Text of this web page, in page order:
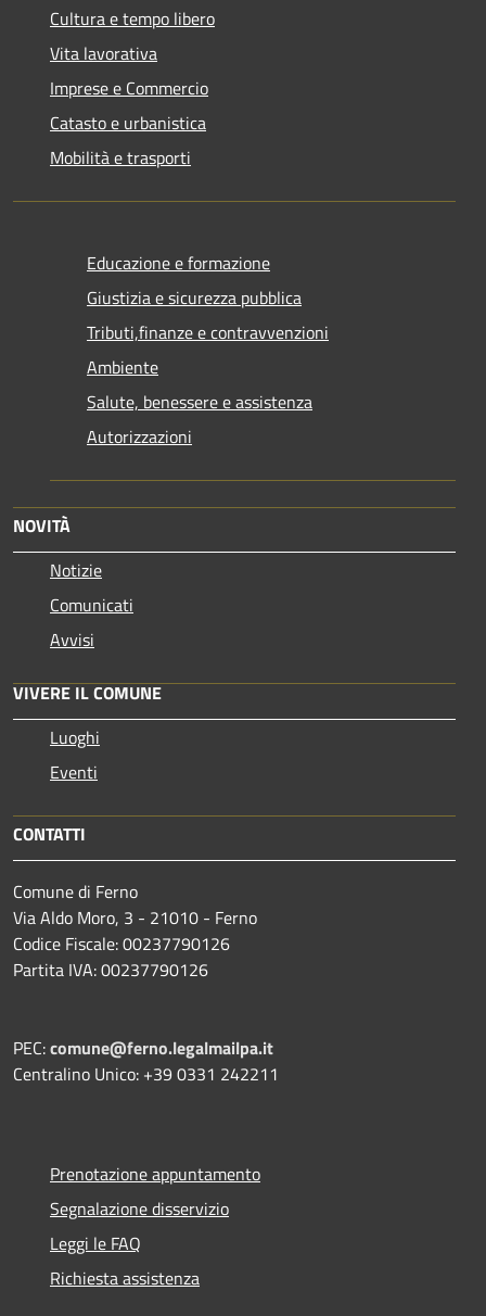
Cultura e tempo libero
Vita lavorativa
Imprese e Commercio
Catasto e urbanistica
Mobilità e trasporti
Educazione e formazione
Giustizia e sicurezza pubblica
Tributi,finanze e contravvenzioni
Ambiente
Salute, benessere e assistenza
Autorizzazioni
NOVITÀ
Notizie
Comunicati
Avvisi
VIVERE IL COMUNE
Luoghi
Eventi
CONTATTI
Comune di Ferno
Via Aldo Moro, 3 - 21010 - Ferno
Codice Fiscale: 00237790126
Partita IVA: 00237790126
PEC:comune@ferno.legalmailpa.it
Centralino Unico: +39 0331 242211
Prenotazione appuntamento
Segnalazione disservizio
Leggi le FAQ
Richiesta assistenza